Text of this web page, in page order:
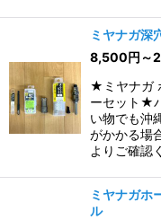
ミヤナガ深
8,500円 ～
★ミヤナガ
ーセット★
い物でも沖
がかかる場
よりご確認
ミヤナガホ
ル